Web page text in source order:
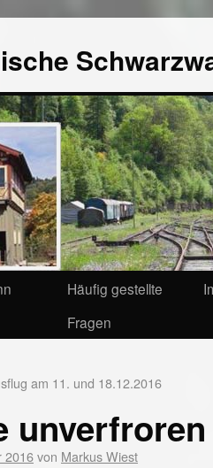
Häufig gestellte
Fragen
am 11. und 18.12.2016
2016von Markus Wiest